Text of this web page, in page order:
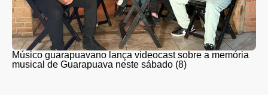
Músico guarapuavano lança videocast sobre a memória
musical de Guarapuava neste sábado (8)